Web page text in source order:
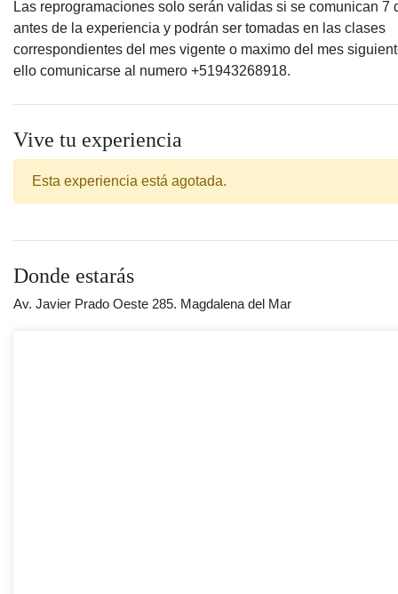
Las reprogramaciones solo serán validas si se comunican 7
antes de la experiencia y podrán ser tomadas en las clases
correspondientes del mes vigente o maximo del mes
ello comunicarse al numero +51943268918.
Vive tu experiencia
Esta experiencia está agotada.
Donde estarás
Av. Javier Prado Oeste 285. Magdalena del Mar